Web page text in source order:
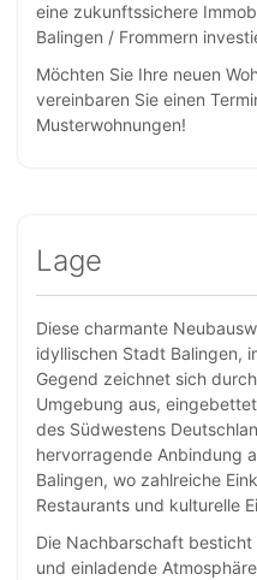
eine zukunftssichere
Balingen / Frommern
Möchten Sie Ihre neuen
vereinbaren Sie einen
Musterwohnungen!
Lage
Diese charmante
idyllischen Stadt Balingen,
Gegend zeichnet sich
Umgebung aus,
des Südwestens
hervorragende Anbindung
Balingen, wo zahlreiche
Restaurants und kulturelle
Die Nachbarschaft
und einladende